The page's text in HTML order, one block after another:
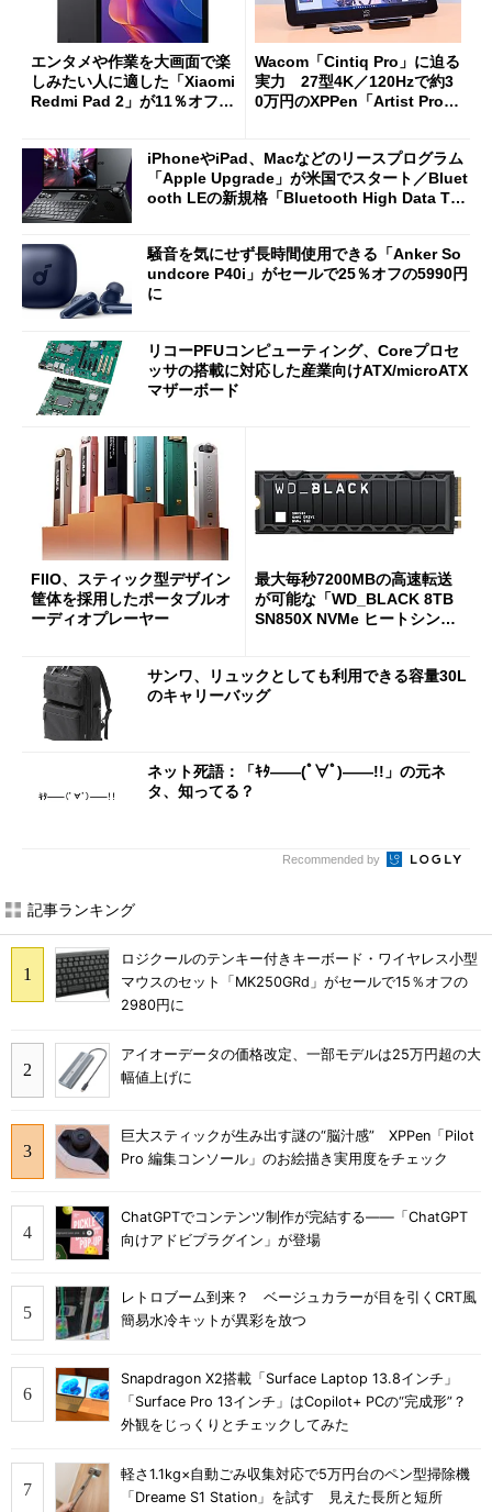
エンタメや作業を大画面で楽
しみたい人に適した「Xiaomi
Redmi Pad 2」が11％オフの
Wacom「Cintiq Pro」に迫る
実力 27型4K／120Hzで約3
0万円のXPPen「Artist Pro 2
iPhoneやiPad、Macなどのリースプログラム
「Apple Upgrade」が米国でスタート／Bluet
ooth LEの新規格「Bluetooth High Data Thr
騒音を気にせず長時間使用できる「Anker So
undcore P40i」がセールで25％オフの5990円
に
リコーPFUコンピューティング、Coreプロセ
ッサの搭載に対応した産業向けATX/microATX
マザーボード
FIIO、スティック型デザイン
筐体を採用したポータブルオ
ーディオプレーヤー
最大毎秒7200MBの高速転送
が可能な「WD_BLACK 8TB
SN850X NVMe ヒートシンク
サンワ、リュックとしても利用できる容量30L
のキャリーバッグ
ネット死語：「ｷﾀ――(ﾟ∀ﾟ)――!!」の元ネ
タ、知ってる？
Recommended by
記事ランキング
ロジクールのテンキー付きキーボード・ワイヤレス小型
マウスのセット「MK250GRd」がセールで15％オフの
2980円に
アイオーデータの価格改定、一部モデルは25万円超の大
幅値上げに
巨大スティックが生み出す謎の“脳汁感” XPPen「Pilot
Pro 編集コンソール」のお絵描き実用度をチェック
ChatGPTでコンテンツ制作が完結する――「ChatGPT
向けアドビプラグイン」が登場
レトロブーム到来？ ベージュカラーが目を引くCRT風
簡易水冷キットが異彩を放つ
Snapdragon X2搭載「Surface Laptop 13.8インチ」
「Surface Pro 13インチ」はCopilot+ PCの“完成形”？
外観をじっくりとチェックしてみた
軽さ1.1kg×自動ごみ収集対応で5万円台のペン型掃除機
「Dreame S1 Station」を試す 見えた長所と短所